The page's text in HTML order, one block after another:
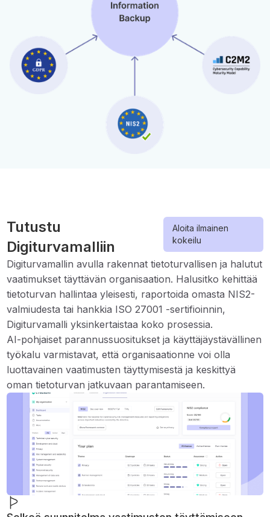
Tutustu
Digiturvamalliin
Aloita ilmainen
kokeilu
Digiturvamallin avulla rakennat tietoturvallisen ja halutut
vaatimukset täyttävän organisaation. Halusitko kehittää
tietoturvan hallintaa yleisesti, raportoida omasta NIS2-
valmiudesta tai hankkia ISO 27001 -sertifioinnin,
Digiturvamalli yksinkertaistaa koko prosessia.
AI-pohjaiset parannussuositukset ja käyttäjäystävällinen
työkalu varmistavat, että organisaationne voi olla
luottavainen vaatimusten täyttymisestä ja keskittyä
oman tietoturvan jatkuvaan parantamiseen.